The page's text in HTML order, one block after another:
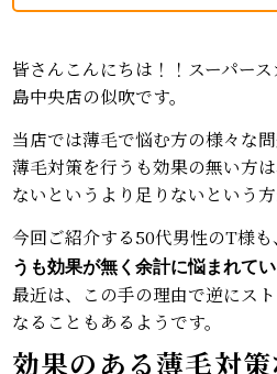
皆さんこんにちは！！スーパー
島中央店の似吹です。
当店では薄毛で悩む方の様々な
薄毛対策を行うも効果の無い方
ないというより足りないという方
今回ご紹介する50代男性のT様も、
うも効果が無く余計に悩まれてい
最近は、この手の理由で逆にス
なることもあるようです。
効果のある薄毛対